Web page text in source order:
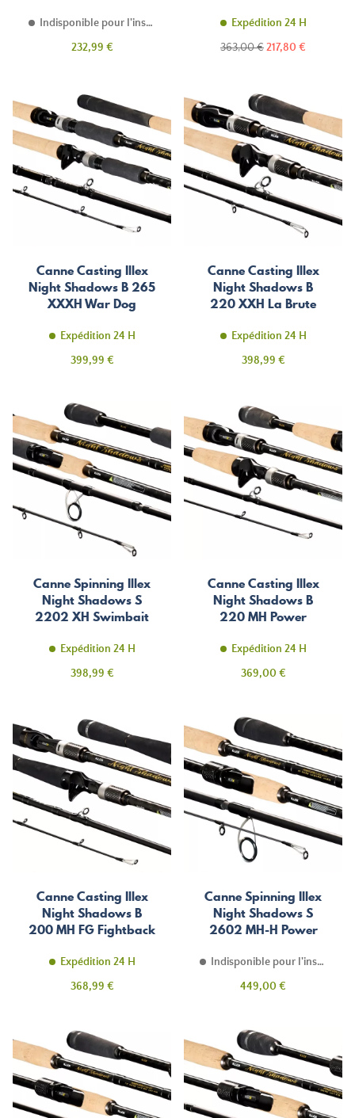
Indisponible pour l'instant
Prix
232,99 €
Expédition 24 H
Prix
363,00 € Prix
217,80 €
Canne Casting Illex
Night Shadows B 265
XXXH War Dog
Expédition 24 H
Prix
399,99 €
Canne Casting Illex
Night Shadows B
220 XXH La Brute
Expédition 24 H
Prix
398,99 €
Canne Spinning Illex
Night Shadows S
2202 XH Swimbait
Expédition 24 H
Prix
398,99 €
Canne Casting Illex
Night Shadows B
220 MH Power
Expédition 24 H
Prix
369,00 €
Canne Casting Illex
Night Shadows B
200 MH FG Fightback
Expédition 24 H
Prix
368,99 €
Canne Spinning Illex
Night Shadows S
2602 MH-H Power
Indisponible pour l'instant
Prix
449,00 €